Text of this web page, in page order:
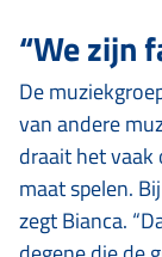
“We zijn
De
van andere
draait het vaak
maat spelen.
zegt Bianca.